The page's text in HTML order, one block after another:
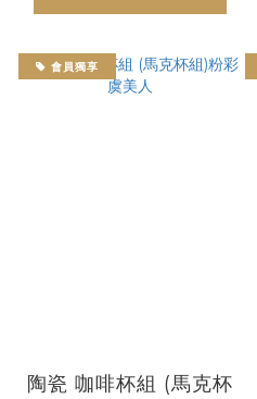
會員獨享
陶瓷 咖啡杯組 (馬克杯